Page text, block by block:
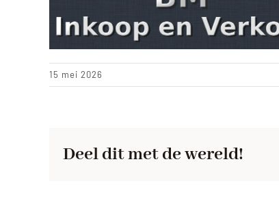
15 mei 2026
Deel dit met de wereld!